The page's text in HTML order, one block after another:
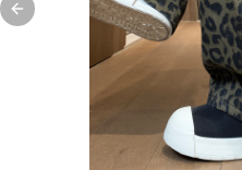
Previous slide